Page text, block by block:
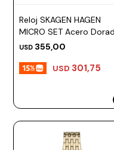
Reloj SKAGEN HAGEN
MICRO SET Acero
Esfera 30mm
USD 355,00
USD 301,75
todo
Relojes
Loria
Studio
Casio
Fossil
Pluma
Repuestos
Bolígrafo
mecánico
HIDRATACIÓN
Accesorios
MOCHILAS
Encendedores
OUTLET